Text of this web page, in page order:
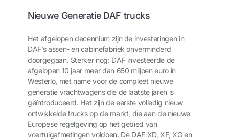
Nieuwe Generatie DAF trucks
Het afgelopen decennium zijn de investeringen in
DAF’s assen- en cabinefabriek onverminderd
doorgegaan. Sterker nog: DAF investeerde de
afgelopen 10 jaar meer dan 650 miljoen euro in
Westerlo, met name voor de compleet nieuwe
generatie vrachtwagens die de laatste jaren is
geïntroduceerd. Het zijn de eerste volledig nieuw
ontwikkelde trucks op de markt, die aan de nieuwe
Europese regelgeving op het gebied van
voertuigafmetingen voldoen. De DAF XD, XF, XG en